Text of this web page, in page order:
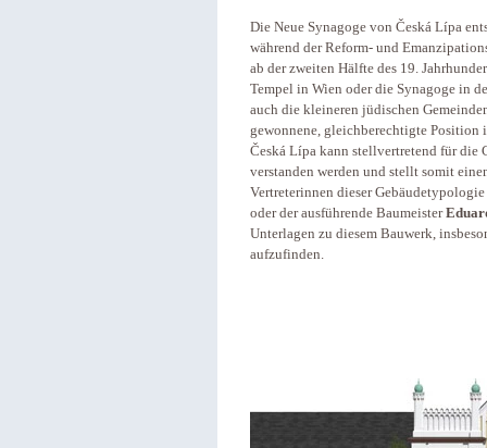
Die Neue Synagoge von Česká Lípa
während der Reform- und
ab der zweiten Hälfte des 19.
Tempel in Wien oder die Synagoge in
auch die kleineren jüdischen
gewonnene, gleichberechtigte Position
Česká Lípa kann stellvertretend für die
verstanden werden und stellt somit
Vertreterinnen dieser
oder der ausführende Baumeister
Unterlagen zu diesem Bauwerk,
aufzufinden.